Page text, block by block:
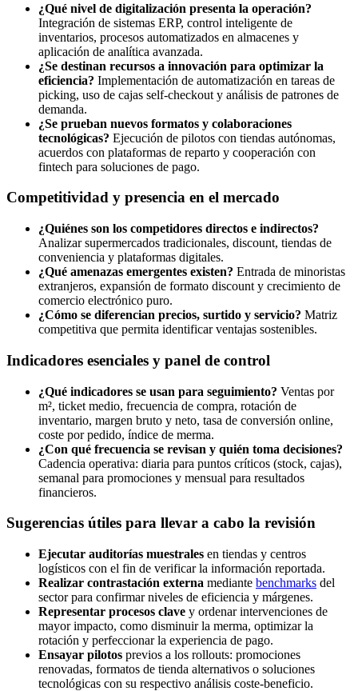
¿Qué nivel de digitalización presenta la operación?
Integración de sistemas ERP, control inteligente de
inventarios, procesos automatizados en almacenes y
aplicación de analítica avanzada.
¿Se destinan recursos a innovación para optimizar la
eficiencia? Implementación de automatización en tareas de
picking, uso de cajas self-checkout y análisis de patrones de
demanda.
¿Se prueban nuevos formatos y colaboraciones
tecnológicas? Ejecución de pilotos con tiendas autónomas,
acuerdos con plataformas de reparto y cooperación con
fintech para soluciones de pago.
Competitividad y presencia en el mercado
¿Quiénes son los competidores directos e indirectos?
Analizar supermercados tradicionales, discount, tiendas de
conveniencia y plataformas digitales.
¿Qué amenazas emergentes existen? Entrada de minoristas
extranjeros, expansión de formato discount y crecimiento de
comercio electrónico puro.
¿Cómo se diferencian precios, surtido y servicio? Matriz
competitiva que permita identificar ventajas sostenibles.
Indicadores esenciales y panel de control
¿Qué indicadores se usan para seguimiento? Ventas por
m², ticket medio, frecuencia de compra, rotación de
inventario, margen bruto y neto, tasa de conversión online,
coste por pedido, índice de merma.
¿Con qué frecuencia se revisan y quién toma decisiones?
Cadencia operativa: diaria para puntos críticos (stock, cajas),
semanal para promociones y mensual para resultados
financieros.
Sugerencias útiles para llevar a cabo la revisión
Ejecutar auditorías muestrales en tiendas y centros
logísticos con el fin de verificar la información reportada.
Realizar contrastación externa mediante benchmarks del
sector para confirmar niveles de eficiencia y márgenes.
Representar procesos clave y ordenar intervenciones de
mayor impacto, como disminuir la merma, optimizar la
rotación y perfeccionar la experiencia de pago.
Ensayar pilotos previos a los rollouts: promociones
renovadas, formatos de tienda alternativos o soluciones
tecnológicas con su respectivo análisis coste-beneficio.